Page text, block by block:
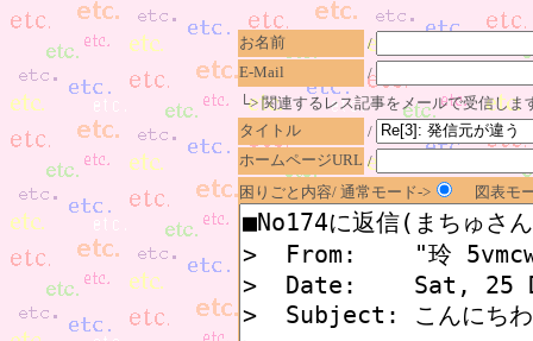
お名前
/
E-Mail
/
└> 関連するレス記事をメールで受信しま
タイトル
/
ホームページURL /
困りごと内容/ 通常モード->
図表モ